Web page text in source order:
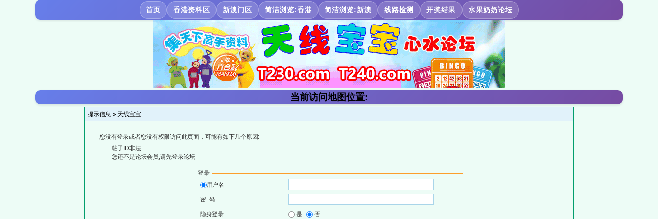
首页 香港资料区 新澳门区 简洁浏览:香港 简洁浏览:新澳 线路检测 开奖结果 水果奶奶论坛
当前访问地图位置:
提示信息 » 天线宝宝
您没有登录或者您没有权限访问此页面，可能有如下几个原因:
帖子ID非法
您还不是论坛会员,请先登录论坛
登录
用户名
密 码
隐身登录 是 否